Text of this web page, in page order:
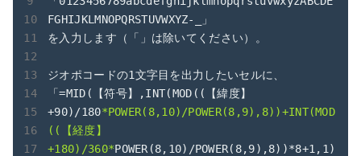
FGHIJKLMNOPQRSTUVWXYZ-_」
を入力します（「」は除いてください）。
ジオポコードの1文字目を出力したいセルに、
「=MID(【符号】,INT(MOD((【緯度】
+90)/180*POWER(8,10)/POWER(8,9),8))+INT(MOD
((【経度】
+180)/360*POWER(8,10)/POWER(8,9),8))*8+1,1)